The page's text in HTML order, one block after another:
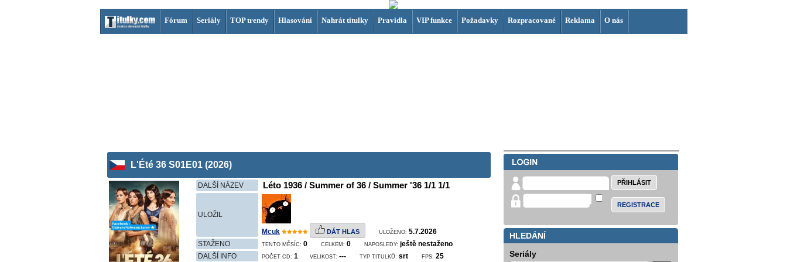
Fórum Seriály TOP trendy Hlasování Nahrát titulky Pravidla VIP funkce Požadavky Rozpracované Reklama O nás
L'Été 36 S01E01 (2026)
DALŠÍ NÁZEV Léto 1936 / Summer of 36 / Summer '36 1/1 1/1
ULOŽIL
Mcuk DÁT HLAS ULOŽENO: 5.7.2026
STAŽENO
TENTO MĚSÍC: 0 CELKEM: 0 NAPOSLEDY: ještě nestaženo
DALŠÍ INFO
POČET CD: 1 VELIKOST: --- TYP TITULKŮ: srt FPS: 25
REGISTRACE
HLEDÁNÍ
Seriály